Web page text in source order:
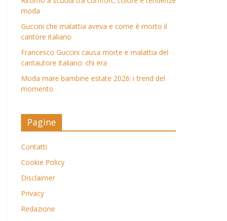
moda
Guccini che malattia aveva e come è morto il
cantore italiano
Francesco Guccini causa morte e malattia del
cantautore italiano: chi era
Moda mare bambine estate 2026: i trend del
momento
Pagine
Contatti
Cookie Policy
Disclaimer
Privacy
Redazione